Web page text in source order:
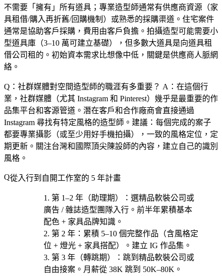
不需要「擁有」所有道具；專業造型師通常有供應商資源（家
具租借/購入再折舊/回購機制）或熟悉的採購渠道。住宅案件
通常是協助客戶採購，費用由客戶負擔。拍攝造型可能需要小
型道具庫（3–10 萬可建立基礎），但多數大道具是向道具租
借公司租的。初始資本需求比想像中低，關鍵是供應商人脈網
絡。
Q：社群媒體對空間造型師的職涯有多重要？ A：在這個行
業，社群媒體（尤其 Instagram 和 Pinterest）幾乎是最重要的作
品集平台和客源管道。潛在客戶和合作廠商會直接通過
Instagram 尋找有特定風格的造型師。建議：每個完成的案子
都要專業攝影（或至少用好手機拍攝），一致的風格定位，定
期更新。關注台灣和國際頂尖陳設師的內容，建立自己的識別
風格。
從入行到自開工作室的 5 年計畫
第 1–2 年（助理期） ：選精品軟裝公司或
廣告 / 雜誌造型團隊入行。前半年累積基本
配色 + 家具品牌知識。
第 2 年 ：累積 5–10 個完整作品（含風格定
位 + 燈光 + 家具搭配）。建立 IG 作品集。
第 3 年（轉跳期）
：跳到精品軟裝公司或
自由接案。月薪從 38K 跳到 50K–80K。